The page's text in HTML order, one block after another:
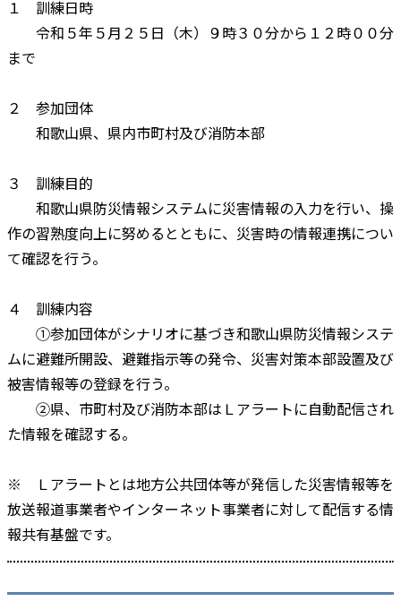
１ 訓練日時
令和５年５月２５日（木）９時３０分から１２時００分
まで
２ 参加団体
和歌山県、県内市町村及び消防本部
３ 訓練目的
和歌山県防災情報システムに災害情報の入力を行い、操
作の習熟度向上に努めるとともに、災害時の情報連携につい
て確認を行う。
４ 訓練内容
①参加団体がシナリオに基づき和歌山県防災情報システ
ムに避難所開設、避難指示等の発令、災害対策本部設置及び
被害情報等の登録を行う。
②県、市町村及び消防本部はＬアラートに自動配信され
た情報を確認する。
※ Ｌアラートとは地方公共団体等が発信した災害情報等を
放送報道事業者やインターネット事業者に対して配信する情
報共有基盤です。